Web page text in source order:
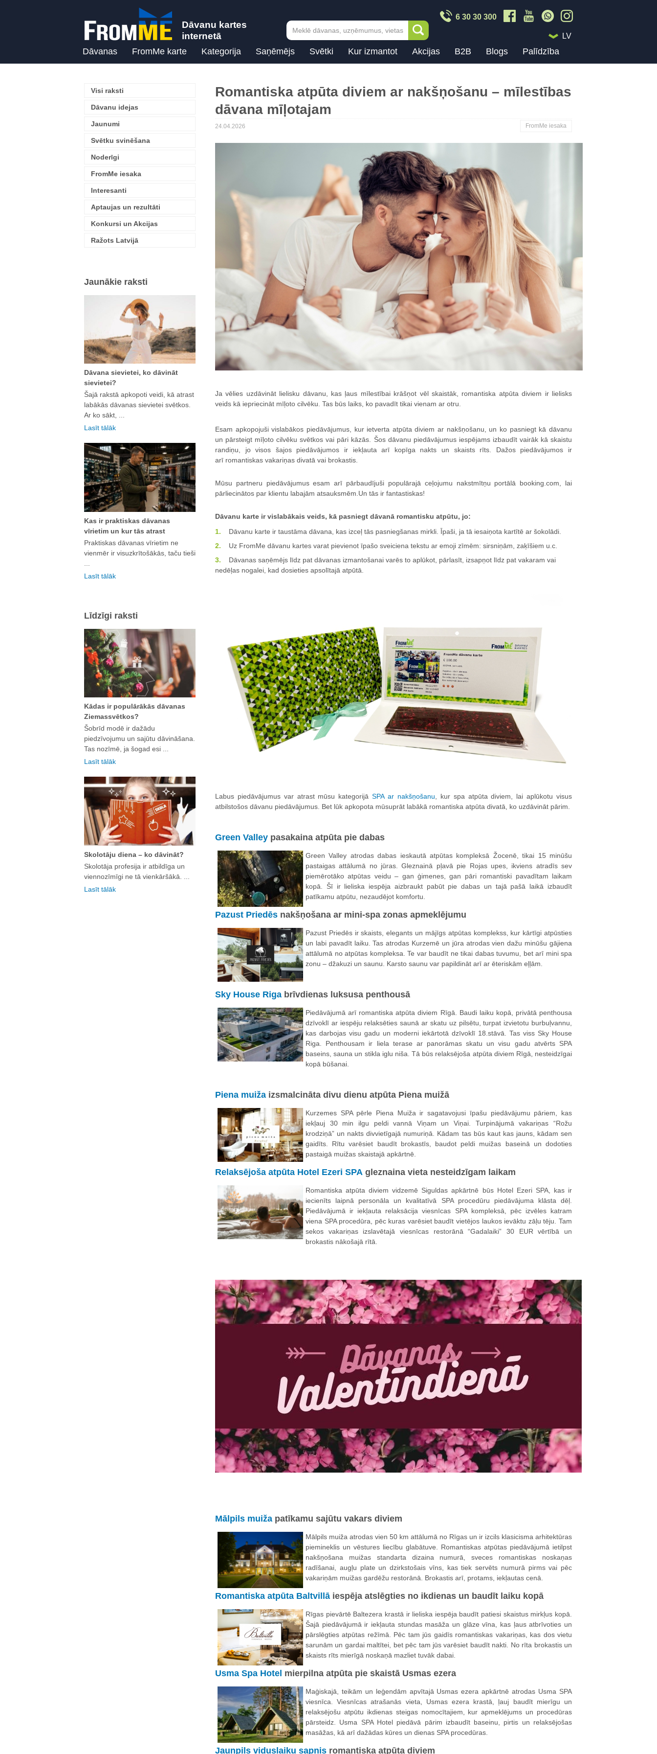
Dāvanu kartes
internetā
6 30 30 300
LV
Dāvanas FromMe karte Kategorija Saņēmējs Svētki Kur izmantot Akcijas B2B Blogs Palīdzība
Visi raksti
Dāvanu idejas
Jaunumi
Svētku svinēšana
Noderīgi
FromMe iesaka
Interesanti
Aptaujas un rezultāti
Konkursi un Akcijas
Ražots Latvijā
Jaunākie raksti
Dāvana sievietei, ko dāvināt
sievietei?
Šajā rakstā apkopoti veidi, kā atrast
labākās dāvanas sievietei svētkos.
Ar ko sākt, ...
Lasīt tālāk
Kas ir praktiskas dāvanas
vīrietim un kur tās atrast
Praktiskas dāvanas vīrietim ne
vienmēr ir visuzkrītošākās, taču tieši
Lasīt tālāk
Līdzīgi raksti
Kādas ir populārākās dāvanas
Ziemassvētkos?
Šobrīd modē ir dažādu
piedzīvojumu un sajūtu dāvināšana.
Tas nozīmē, ja šogad esi ...
Lasīt tālāk
Skolotāju diena – ko dāvināt?
Skolotāja profesija ir atbildīga un
viennozīmīgi ne tā vienkāršākā. ...
Lasīt tālāk
Romantiska atpūta diviem ar nakšņošanu – mīlestības
dāvana mīļotajam
24.04.2026 FromMe iesaka
Ja vēlies uzdāvināt lielisku dāvanu, kas ļaus mīlestībai krāšņot vēl skaistāk, romantiska atpūta diviem ir lielisks
veids kā iepriecināt mīļoto cilvēku. Tas būs laiks, ko pavadīt tikai vienam ar otru.
Esam apkopojuši vislabākos piedāvājumus, kur ietverta atpūta diviem ar nakšņošanu, un ko pasniegt kā dāvanu
un pārsteigt mīļoto cilvēku svētkos vai pāri kāzās. Šos dāvanu piedāvājumus iespējams izbaudīt vairāk kā skaistu
randiņu, jo visos šajos piedāvājumos ir iekļauta arī kopīga nakts un skaists rīts. Dažos piedāvājumos ir
arī romantiskas vakariņas divatā vai brokastis.
Mūsu partneru piedāvājumus esam arī pārbaudījuši populārajā ceļojumu nakstmītņu portālā booking.com, lai
pārliecinātos par klientu labajām atsauksmēm.Un tās ir fantastiskas!
Dāvanu karte ir vislabākais veids, kā pasniegt dāvanā romantisku atpūtu, jo:
Dāvanu karte ir taustāma dāvana, kas izceļ tās pasniegšanas mirkli. Īpaši, ja tā iesaiņota kartītē ar šokolādi
Uz FromMe dāvanu kartes varat pievienot īpašo sveiciena tekstu ar emoji zīmēm: sirsniņām, zaķīšiem u.c.
Dāvanas saņēmējs līdz pat dāvanas izmantošanai varēs to aplūkot, pārlasīt, izsapņot līdz pat vakaram vai
nedēļas nogalei, kad dosieties apsolītajā atpūtā.
Labus piedāvājumus var atrast mūsu kategorijāSPA ar nakšņošanu , kur spa atpūta diviem, lai aplūkotu visus
atbilstošos dāvanu piedāvājumus. Bet lūk apkopota mūsuprāt labākā romantiska atpūta divatā, ko uzdāvināt pārim.
Green Valley pasakaina atpūta pie dabas
Green Valley atrodas dabas ieskautā atpūtas kompleksā Žocenē, tikai 15 minūšu
pastaigas attālumā no jūras. Gleznainā pļavā pie Rojas upes, ikviens atradīs sev
piemērotāko atpūtas veidu – gan ģimenes, gan pāri romantiski pavadītam laikam
kopā. Šī ir lieliska iespēja aizbraukt pabūt pie dabas un tajā pašā laikā izbaudīt
patīkamu atpūtu, nezaudējot komfortu.
Pazust Priedēs nakšņošana ar mini-spa zonas apmeklējumu
Pazust Priedēs ir skaists, elegants un mājīgs atpūtas komplekss, kur kārtīgi atpūsties
un labi pavadīt laiku. Tas atrodas Kurzemē un jūra atrodas vien dažu minūšu gājiena
attālumā no atpūtas kompleksa. Te var baudīt ne tikai dabas tuvumu, bet arī mini spa
zonu – džakuzi un saunu. Karsto saunu var papildināt arī ar ēteriskām eļļām.
Sky House Riga brīvdienas luksusa penthousā
Piedāvājumā arī romantiska atpūta diviem Rīgā. Baudi laiku kopā, privātā penthousa
dzīvoklī ar iespēju relaksēties saunā ar skatu uz pilsētu, turpat izvietotu burbuļvannu,
kas darbojas visu gadu un moderni iekārtotā dzīvoklī 18.stāvā. Tas viss Sky House
Riga. Penthousam ir liela terase ar panorāmas skatu un visu gadu atvērts SPA
baseins, sauna un stikla iglu niša. Tā būs relaksējoša atpūta diviem Rīgā, nesteidzīgai
kopā būšanai.
Piena muiža izsmalcināta divu dienu atpūta Piena muižā
Kurzemes SPA pērle Piena Muiža ir sagatavojusi īpašu piedāvājumu pāriem, kas
iekļauj 30 min ilgu peldi vannā Viņam un Viņai. Turpinājumā vakariņas “Rožu
krodziņā” un nakts divvietīgajā numuriņā. Kādam tas būs kaut kas jauns, kādam sen
gaidīts. Rītu varēsiet baudīt brokastīs, baudot peldi muižas baseinā un dodoties
pastaigā muižas skaistajā apkārtnē.
Relaksējoša atpūta Hotel Ezeri SPA gleznaina vieta nesteidzīgam laikam
Romantiska atpūta diviem vidzemē Siguldas apkārtnē būs Hotel Ezeri SPA, kas ir
iecienīts laipnā personāla un kvalitatīvā SPA procedūru piedāvājuma klāsta dēļ.
Piedāvājumā ir iekļauta relaksācija viesnīcas SPA kompleksā, pēc izvēles katram
viena SPA procedūra, pēc kuras varēsiet baudīt vietējos laukos ievāktu zāļu tēju. Tam
sekos vakariņas izslavētajā viesnīcas restorānā “Gadalaiki” 30 EUR vērtībā un
brokastis nākošajā rītā.
Mālpils muiža patīkamu sajūtu vakars diviem
Mālpils muiža atrodas vien 50 km attālumā no Rīgas un ir izcils klasicisma arhitektūras
piemineklis un vēstures liecību glabātuve. Romantiskas atpūtas piedāvājumā ietilpst
nakšņošana muižas standarta dizaina numurā, sveces romantiskas noskaņas
radīšanai, augļu plate un dzirkstošais vīns, kas tiek servēts numurā pirms vai pēc
vakariņām muižas gardēžu restorānā. Brokastis arī, protams, iekļautas cenā.
Romantiska atpūta Baltvillā iespēja atslēgties no ikdienas un baudīt laiku kopā
Rīgas pievārtē Baltezera krastā ir lieliska iespēja baudīt patiesi skaistus mirkļus kopā.
Šajā piedāvājumā ir iekļauta stundas masāža un glāze vīna, kas ļaus atbrīvoties un
pārslēgties atpūtas režīmā. Pēc tam jūs gaidīs romantiskas vakariņas, kas dos vietu
sarunām un gardai maltītei, bet pēc tam jūs varēsiet baudīt nakti. No rīta brokastis un
skaists rīts mierīgā noskaņā mazliet tuvāk dabai.
Usma Spa Hotel mierpilna atpūta pie skaistā Usmas ezera
Maģiskajā, teikām un leģendām apvītajā Usmas ezera apkārtnē atrodas Usma SPA
viesnīca. Viesnīcas atrašanās vieta, Usmas ezera krastā, ļauj baudīt mierīgu un
relaksējošu atpūtu ikdienas steigas nomocītajiem, kur apmeklējums un procedūras
pārsteidz. Usma SPA Hotel piedāvā pārim izbaudīt baseinu, pirtis un relaksējošas
masāžas, kā arī dažādas kūres un dienas SPA procedūras.
Jaunpils viduslaiku sapnis romantiska atpūta diviem